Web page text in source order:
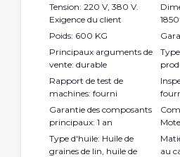
Tension: 220 V, 380 V.
Exigence du client
Poids: 600 KG
Principaux arguments de
vente: durable
Rapport de test de
machines: fourni
Garantie des composants
principaux: 1 an
Type d'huile: Huile de
graines de lin, huile de
au